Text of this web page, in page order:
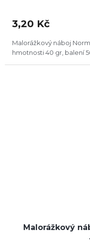
3,20 Kč
Malorážkový náboj
hmotnosti 40 gr, balení
Malorážkový